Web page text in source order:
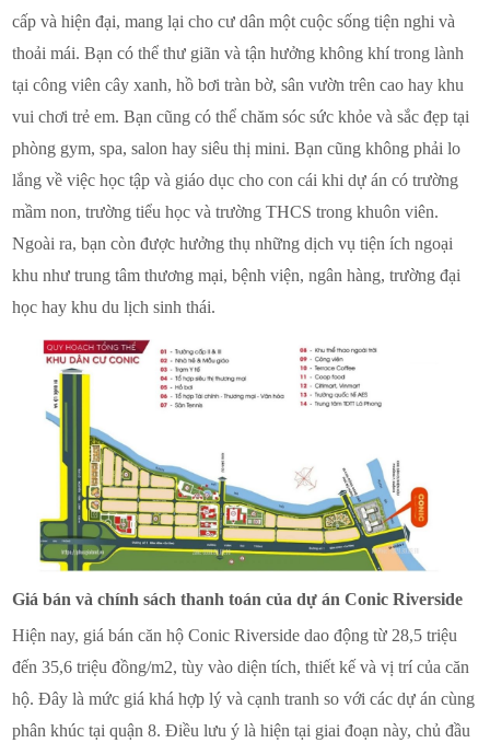
cấp và hiện đại, mang lại cho cư dân một cuộc sống tiện nghi và
thoải mái. Bạn có thể thư giãn và tận hưởng không khí trong lành
tại công viên cây xanh, hồ bơi tràn bờ, sân vườn trên cao hay khu
vui chơi trẻ em. Bạn cũng có thể chăm sóc sức khỏe và sắc đẹp tại
phòng gym, spa, salon hay siêu thị mini. Bạn cũng không phải lo
lắng về việc học tập và giáo dục cho con cái khi dự án có trường
mầm non, trường tiểu học và trường THCS trong khuôn viên.
Ngoài ra, bạn còn được hưởng thụ những dịch vụ tiện ích ngoại
khu như trung tâm thương mại, bệnh viện, ngân hàng, trường đại
học hay khu du lịch sinh thái.
Giá bán và chính sách thanh toán của dự án Conic Riverside
Hiện nay, giá bán căn hộ Conic Riverside dao động từ 28,5 triệu
đến 35,6 triệu đồng/m2, tùy vào diện tích, thiết kế và vị trí của căn
hộ. Đây là mức giá khá hợp lý và cạnh tranh so với các dự án cùng
phân khúc tại quận 8. Điều lưu ý là hiện tại giai đoạn này, chủ đầu